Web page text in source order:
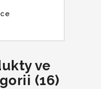
ve
(16)